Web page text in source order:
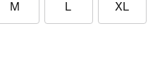
M L XL